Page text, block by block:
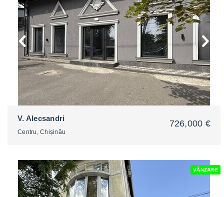
2
2
V. Alecsandri
Centru, Chișinău
726,000 €
VÂNZARE